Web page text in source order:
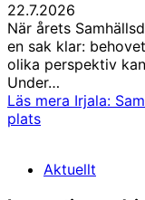
22.7.2026
När årets
en sak klar:
olika perspektiv
Under…
Läs mera Irjala:
plats
Aktuellt